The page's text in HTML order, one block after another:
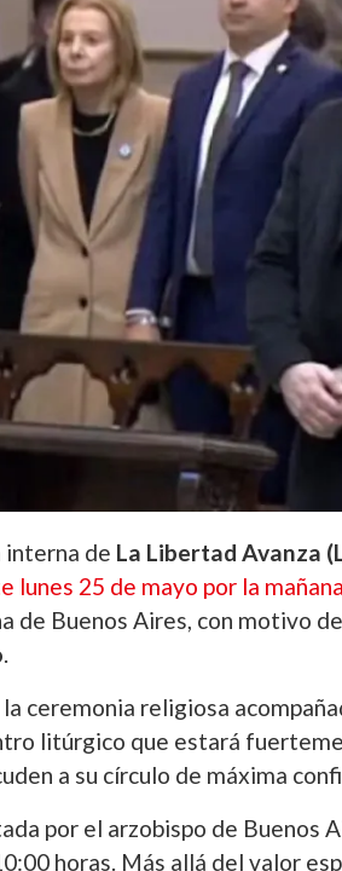
interna de La Libertad Avanza
lunes 25 de mayo por la
de Buenos Aires, con motivo
.
ceremonia religiosa
litúrgico que estará
a su círculo de máxima
por el arzobispo de Buenos
horas. Más allá del valor